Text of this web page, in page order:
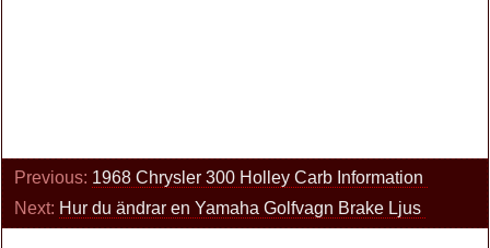
Previous: 1968 Chrysler 300 Holley Carb Information
Next: Hur du ändrar en Yamaha Golfvagn Brake Ljus